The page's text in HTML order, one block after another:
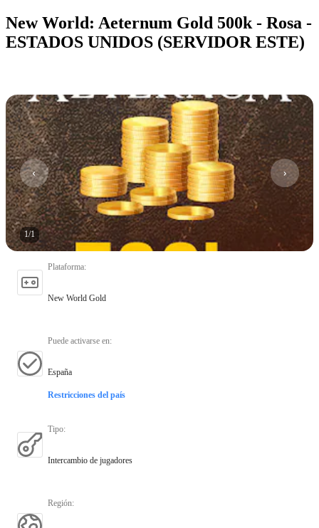
New World: Aeternum Gold 500k - Rosa -
ESTADOS UNIDOS (SERVIDOR ESTE)
1/1
Plataforma:
New World Gold
Puede activarse en:
España
Restricciones del país
Tipo:
Intercambio de jugadores
Región: